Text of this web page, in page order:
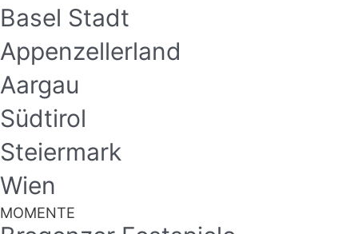
Basel Stadt
Appenzellerland
Aargau
Südtirol
Steiermark
Wien
MOMENTE